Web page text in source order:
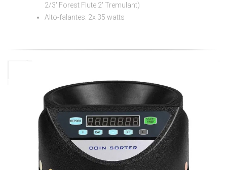
2/3′ Forest Flute 2′ Tremulant)
Alto-falantes: 2x 35 watts